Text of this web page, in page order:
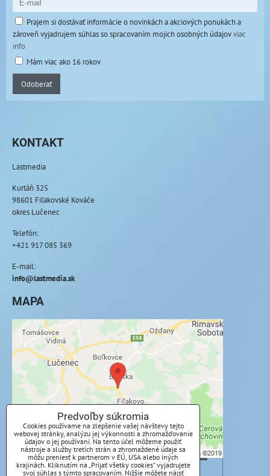
Prajem si dostávať informácie o novinkách a akciových ponukách a
zároveň vyjadrujem súhlas so spracovaním mojich osobných údajovviac
info
Mám viac ako 16 rokov
Odoberať
KONTAKT
Lastmedia
Kurtáň 325
98601 Fiľakovské Kováče
okres Lučenec
Telefón:
+421 917 085 369
E-mail:
info@lastmedia.sk
MAPA
Externý obsah je blokovaný Voľbami
súkromia
Prajete si načítať externý obsah?
Povoliť tentokrát
Povoliť a zapamätať - súhlas s druhom cookie:
Funkčné
Predvoľby súkromia
Cookies používame na zlepšenie vašej návštevy tejto
webovej stránky, analýzu jej výkonnosti a zhromažďovanie
údajov o jej používaní. Na tento účel môžeme použiť
nástroje a služby tretích strán a zhromaždené údaje sa
môžu preniesť k partnerom v EÚ, USA alebo iných
krajinách. Kliknutím na „Prijať všetky cookies“ vyjadrujete
svoj súhlas s týmto spracovaním. Nižšie môžete nájsť